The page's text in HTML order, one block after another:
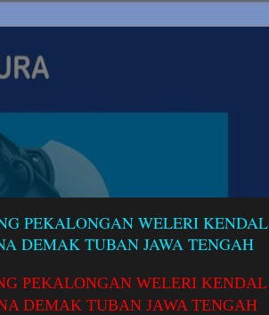
PEKALONGAN WELERI KENDAL
DEMAK TUBAN JAWA TENGAH
PEKALONGAN WELERI KENDAL
DEMAK TUBAN JAWA TENGAH